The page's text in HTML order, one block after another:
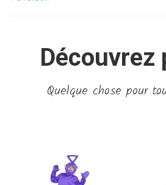
Découvrez
Quelque chose pour